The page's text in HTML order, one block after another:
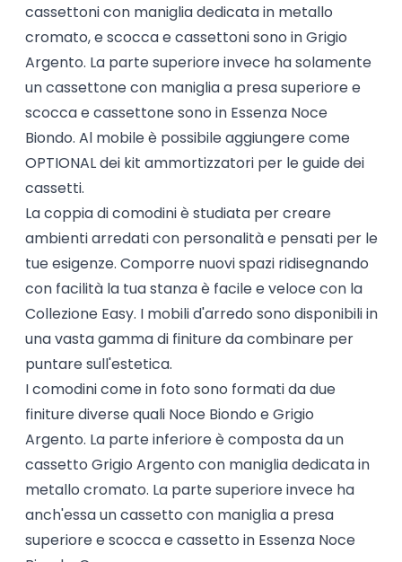
cassettoni con maniglia dedicata in metallo
cromato, e scocca e cassettoni sono in Grigio
Argento. La parte superiore invece ha solamente
un cassettone con maniglia a presa superiore e
scocca e cassettone sono in Essenza Noce
Biondo. Al mobile è possibile aggiungere come
OPTIONAL dei kit ammortizzatori per le guide dei
cassetti.
La coppia di comodini è studiata per creare
ambienti arredati con personalità e pensati per le
tue esigenze. Comporre nuovi spazi ridisegnando
con facilità la tua stanza è facile e veloce con la
Collezione Easy. I mobili d'arredo sono disponibili in
una vasta gamma di finiture da combinare per
puntare sull'estetica.
I comodini come in foto sono formati da due
finiture diverse quali Noce Biondo e Grigio
Argento. La parte inferiore è composta da un
cassetto Grigio Argento con maniglia dedicata in
metallo cromato. La parte superiore invece ha
anch'essa un cassetto con maniglia a presa
superiore e scocca e cassetto in Essenza Noce